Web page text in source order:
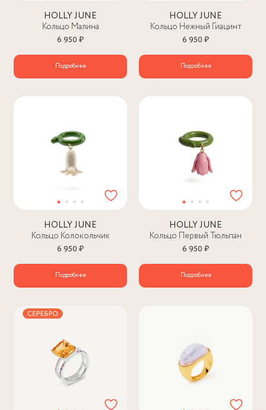
HOLLY JUNE
Кольцо Малина
6 950 ₽
Подробнее
HOLLY JUNE
Кольцо Нежный Гиацинт
6 950 ₽
Подробнее
HOLLY JUNE
Кольцо Колокольчик
6 950 ₽
Подробнее
HOLLY JUNE
Кольцо Первый Тюльпан
6 950 ₽
Подробнее